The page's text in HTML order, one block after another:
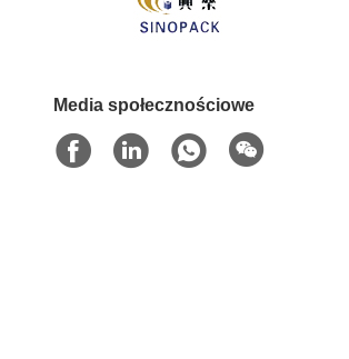
Media społecznościowe